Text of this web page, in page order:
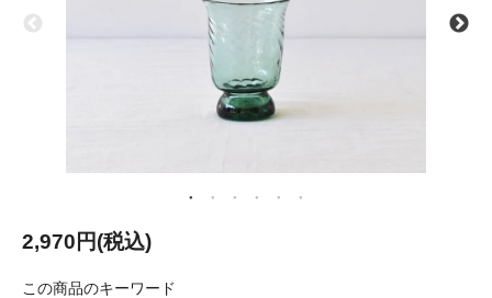
2,970円(税込)
この商品のキーワード